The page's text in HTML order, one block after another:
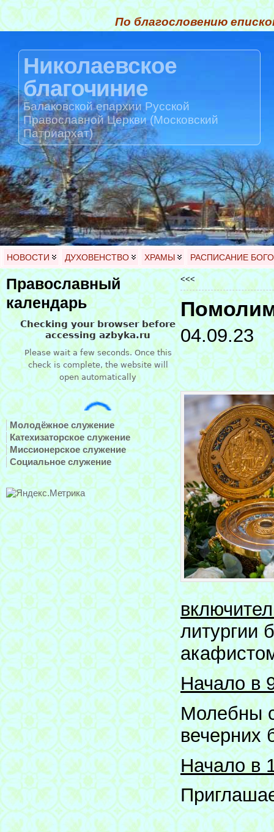
По благословению
Николаевское
благочиние
Балаковской епархии Русской
Православной Церкви (Московский
Патриархат)
НОВОСТИ ДУХОВЕНСТВО ХРАМЫ РАСПИСАНИЕ
Православный
календарь
Молодёжное служение
Катехизаторское служение
Миссионерское служение
Социальное служение
<<<
04.09.23
литургии
Начало в
Молебны
вечерних
Начало в